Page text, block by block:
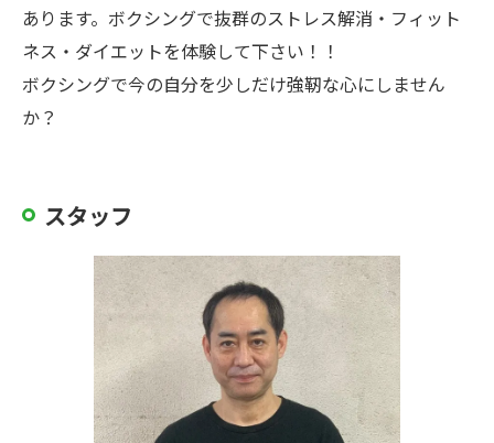
あります。ボクシングで抜群のストレス解消・フィット
ネス・ダイエットを体験して下さい！！
ボクシングで今の自分を少しだけ強靭な心にしません
か？
スタッフ